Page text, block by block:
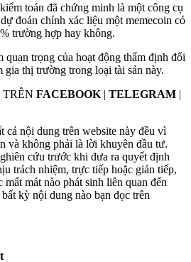
toán đã chứng minh là một công cụ
đoán chính xác liệu một memecoin có
trường hợp hay không.
quan trọng của hoạt động thẩm định đối
gia thị trường trong loại tài sản này.
FACEBOOK | TELEGRAM |
cả nội dung trên website này đều vì
và không phải là lời khuyên đầu tư.
cứu trước khi đưa ra quyết định
trách nhiệm, trực tiếp hoặc gián tiếp,
mát nào phát sinh liên quan đến
kỳ nội dung nào bạn đọc trên